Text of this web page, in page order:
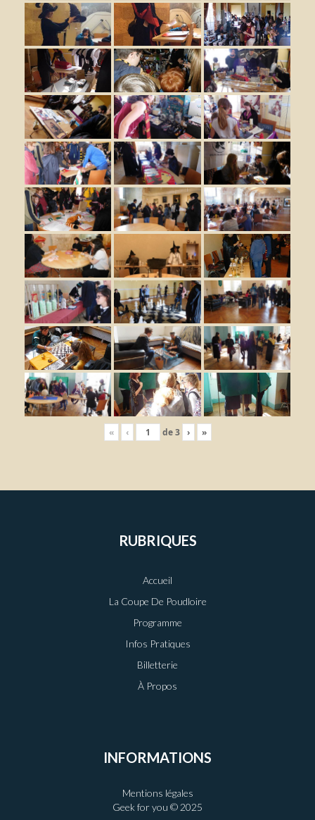
« ‹ de3 › »
RUBRIQUES
Accueil
La Coupe De Poudloire
Programme
Infos Pratiques
Billetterie
À Propos
INFORMATIONS
Mentions légales
Geek for you © 2025